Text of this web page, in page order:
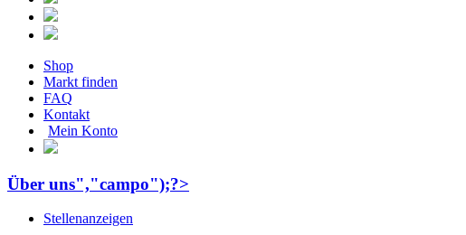
Shop
Markt finden
FAQ
Kontakt
Mein Konto
Über uns","campo");?>
Stellenanzeigen